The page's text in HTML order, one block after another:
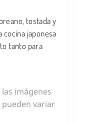
tostada y
cocina japonesa
tanto para
imágenes
variar